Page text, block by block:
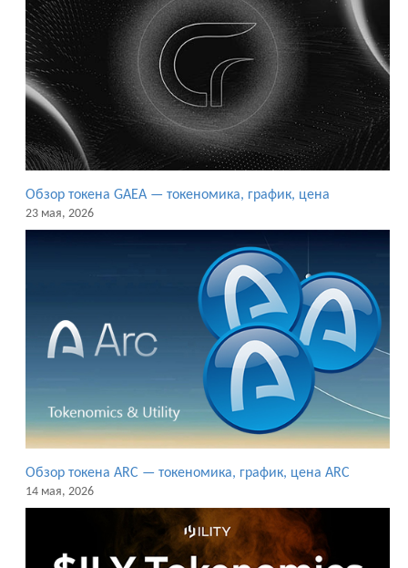
Обзор токена GAEA — токеномика, график, цена
23 мая, 2026
Обзор токена ARC — токеномика, график, цена ARC
14 мая, 2026